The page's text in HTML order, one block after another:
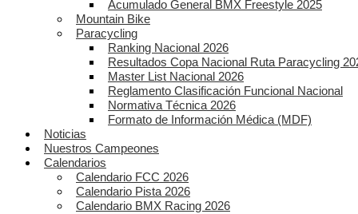
Acumulado General BMX Freestyle 2025
Mountain Bike
Paracycling
Ranking Nacional 2026
Resultados Copa Nacional Ruta Paracycling
Master List Nacional 2026
Reglamento Clasificación Funcional Nacional
Normativa Técnica 2026
Formato de Información Médica (MDF)
Noticias
Nuestros Campeones
Calendarios
Calendario FCC 2026
Calendario Pista 2026
Calendario BMX Racing 2026